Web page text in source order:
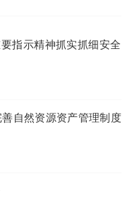
指示精神抓实抓细安全
自然资源资产管理制度